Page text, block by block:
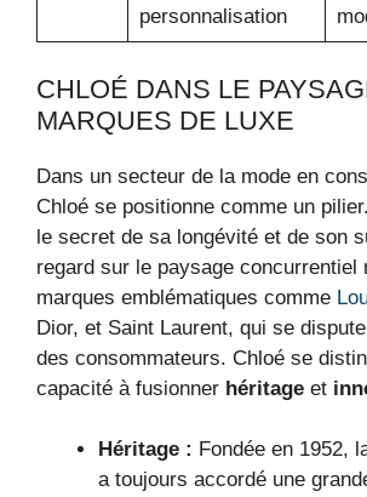
personnalisation
CHLOÉ DANS LE
MARQUES DE LUXE
Dans un secteur de la mode en
Chloé se positionne comme un
le secret de sa longévité et de son
regard sur le paysage concurrentiel
marques emblématiques comme
Dior, et Saint Laurent, qui se
des consommateurs. Chloé se
capacité à fusionner héritage et
Héritage : Fondée en 1952,
a toujours accordé une